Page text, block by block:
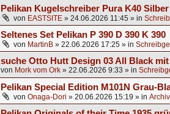
Pelikan Kugelschreiber Pura K40 Silber
von EASTSITE » 24.06.2026 11:45 » in
Seltenes Set Pelikan P 390 D 390 K 390
von MartinB » 22.06.2026 17:25 » in
suche Otto Hutt Design 03 All Black
von Mork vom Ork » 22.06.2026 9:33 » in
Pelikan Special Edition M101N Grau-
von Onaga-Dori » 20.06.2026 15:19 » in